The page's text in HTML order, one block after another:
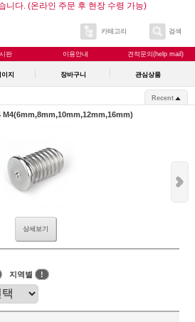
니다. (온라인 주문 후 현장 수령 가능)
카테고리 검색
판 이용안내 견적문의(help mail)
지 장바구니 관심상품
Recent
M4(6mm,8mm,10mm,12mm,16mm)
상세보기
지역별 !